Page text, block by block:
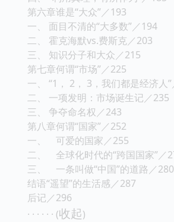
第六章谁是“大众”／193
一、 面目不清的“大多数”／194
二、 霍克海默vs.费斯克／203
三、 知识分子和大众／215
第七章何谓“市场”／225
一、 “1， 2， 3，我们都是经济人
二、 一项发明：市场诞生记／235
三、 争夺命名权／243
第八章何谓“国家”／252
一、 可爱的国家／255
二、 全球化时代的“跨国国家”／
三、 一条叫做“中国”的道路／280
结语“遥望”的生活感／287
后记／296
· · · · · · (收起)